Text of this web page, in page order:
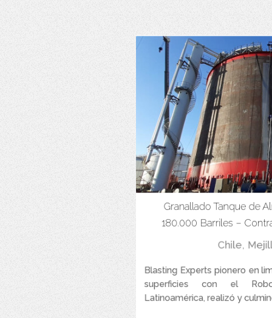
Granallado Tanque de
180.000 Barriles –
Chile,
Blasting Experts pionero en
superficies con el
Latinoamérica, realizó y